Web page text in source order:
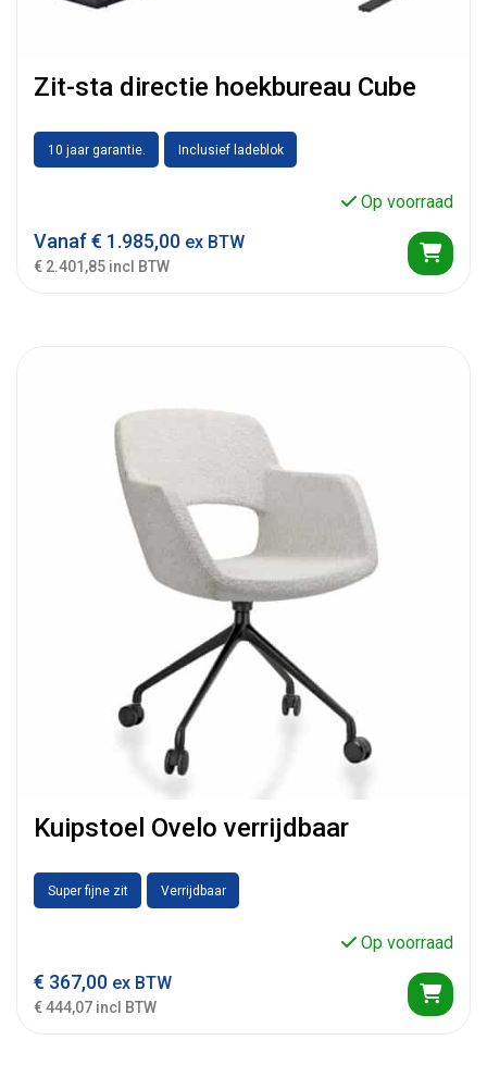
Zit-sta directie hoekbureau Cube
10 jaar garantie. Inclusief ladeblok
Op voorraad
Vanaf€ 1.985,00 ex BTW
€ 2.401,85 incl BTW
Kuipstoel Ovelo verrijdbaar
Super fijne zit Verrijdbaar
Op voorraad
€ 367,00 ex BTW
€ 444,07 incl BTW